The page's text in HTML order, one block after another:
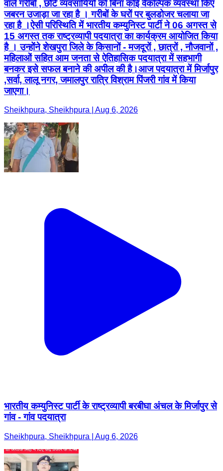
वाले गरीबों , छोटे व्यवसायियों को बिना कोई वैकल्पिक व्यवस्था किए
जबरन उजाड़ा जा रहा है । गरीबों के घरों पर बुलडोजर चलाया जा
रहा है ।ऐसी परिस्थिति में भारतीय कम्युनिस्ट पार्टी ने 06 अगस्त से
15 अगस्त तक राष्ट्रव्यापी पदयात्रा का कार्यक्रम आयोजित किया
है । उन्होंने शेखपुरा जिले के किसानों - मजदूरों , छात्रों , नौजवानों ,
महिलाओं सहित आम जनता से ऐतिहासिक पदयात्रा में सहभागी
बनकर इसे सफल बनाने की अपील की है।आज पदयात्रा में मिर्जापुर
,सर्वा, लालू नगर, जमालपुर रात्रि विश्राम पिंजरी गांव में किया
जाएगा।
Sheikhpura, Sheikhpura | Aug 6, 2026
भारतीय कम्युनिस्ट पार्टी के राष्ट्रव्यापी बरबीघा अंचल के मिर्जापुर से
गांव - गांव पदयात्रा
Sheikhpura, Sheikhpura | Aug 6, 2026